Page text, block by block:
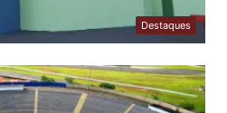
Destaques